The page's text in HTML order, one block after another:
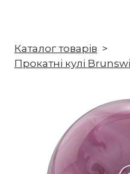
Каталог товарів
Прокатні кулі